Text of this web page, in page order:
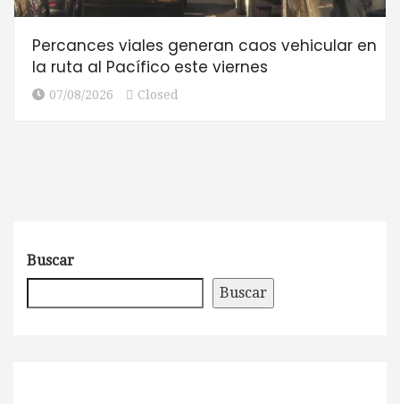
Percances viales generan caos vehicular en
la ruta al Pacífico este viernes
07/08/2026 Closed
Buscar
Buscar